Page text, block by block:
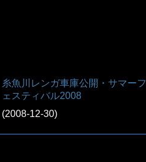
糸魚川レンガ車庫公開・サマーフ
ェスティバル2008
(2008-12-30)